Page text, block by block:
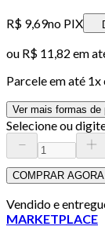
R$ 9,69no PIX
ou R$ 11,82 em
Parcele em até 1x
Ver mais formas de
Selecione ou
COMPRAR AGORA
Vendido e
MARKETPLACE